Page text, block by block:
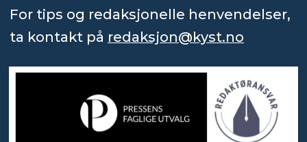
For tips og redaksjonelle henvendelser,
ta kontakt på redaksjon@kyst.no